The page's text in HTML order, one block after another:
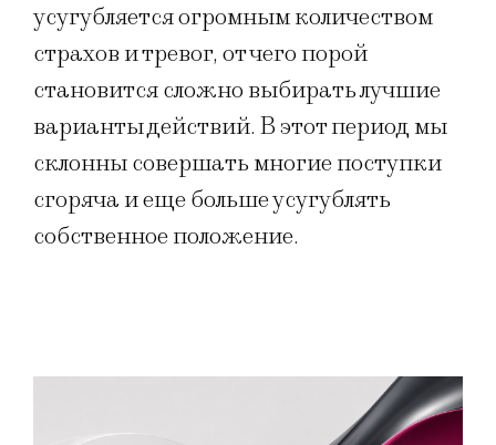
усугубляется огромным количеством
страхов и тревог, от чего порой
становится сложно выбирать лучшие
варианты действий. В этот период мы
склонны совершать многие поступки
сгоряча и еще больше усугублять
собственное положение.